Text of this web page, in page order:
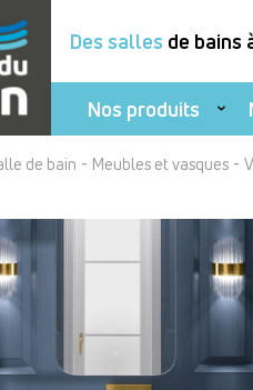
Des salles de bains
Nos produits
de bain - Meubles et vasques -